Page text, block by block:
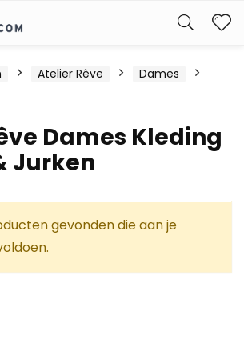
Atelier Rêve
Dames
Dames Kleding
Jurken
gevonden die aan je